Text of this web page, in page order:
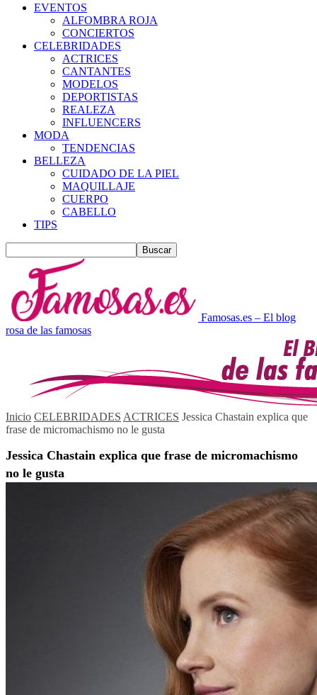
EVENTOS
ALFOMBRA ROJA
CONCIERTOS
CELEBRIDADES
ACTRICES
CANTANTES
MODELOS
DEPORTISTAS
REALEZA
INFLUENCERS
MODA
TENDENCIAS
BELLEZA
CUIDADO DE LA PIEL
MAQUILLAJE
CUERPO
CABELLO
TIPS
Famosas.es – El blog
rosa de las famosas
Inicio CELEBRIDADES ACTRICES Jessica Chastain explica que
frase de micromachismo no le gusta
Jessica Chastain explica que frase de micromachismo
no le gusta